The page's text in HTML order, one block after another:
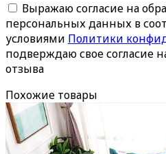
Выражаю согласие на
персональных данных в
условиями Политики
подверждаю свое согласие
отзыва
Похожие товары